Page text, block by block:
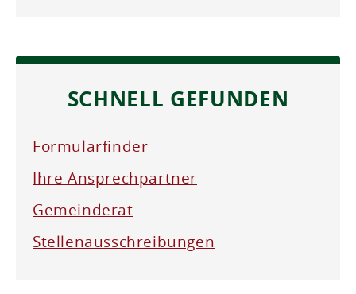
SCHNELL GEFUNDEN
Formularfinder
Ihre Ansprechpartner
Gemeinderat
Stellenausschreibungen